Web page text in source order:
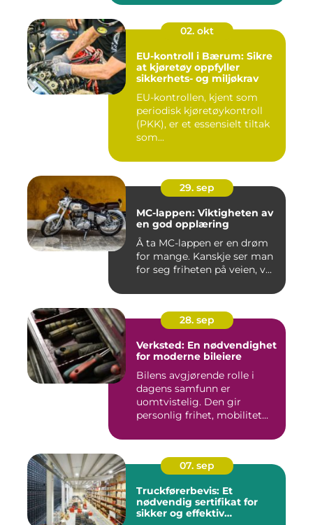
02. okt
EU-kontroll i Bærum: Sikre
at kjøretøy oppfyller
sikkerhets- og miljøkrav
EU-kontrollen, kjent som
periodisk kjøretøykontroll
(PKK), er et essensielt tiltak
som...
29. sep
MC-lappen: Viktigheten av
en god opplæring
Å ta MC-lappen er en drøm
for mange. Kanskje ser man
for seg friheten på veien, v...
28. sep
Verksted: En nødvendighet
for moderne bileiere
Bilens avgjørende rolle i
dagens samfunn er
uomtvistelig. Den gir
personlig frihet, mobilitet...
07. sep
Truckførerbevis: Et
nødvendig sertifikat for
sikker og effektiv